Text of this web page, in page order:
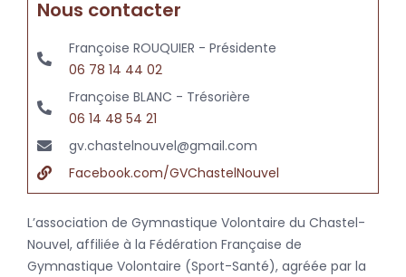
L’association de Gymnastique Volontaire du Chastel-
Nouvel, affiliée à la Fédération Française de
Gymnastique Volontaire (Sport-Santé), agréée par la
Nous contacter
Françoise ROUQUIER - Présidente
06 78 14 44 02
Françoise BLANC - Trésorière
06 14 48 54 21
gv.chastelnouvel@gmail.com
Facebook.com/GVChastelNouvel